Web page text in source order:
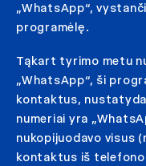
„WhatsApp“,
programėlę.
Tąkart tyrimo metu
„WhatsApp“, ši
kontaktus,
numeriai yra
nukopijuodavo visus
kontaktus iš telefono